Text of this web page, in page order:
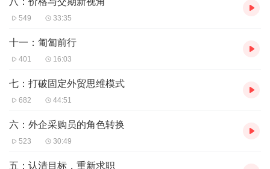
549 33:35
十一：匍匐前行
401 16:03
七：打破固定外贸思维模式
682 44:51
六：外企采购员的角色转换
523 30:49
五：认清目标，重新求职